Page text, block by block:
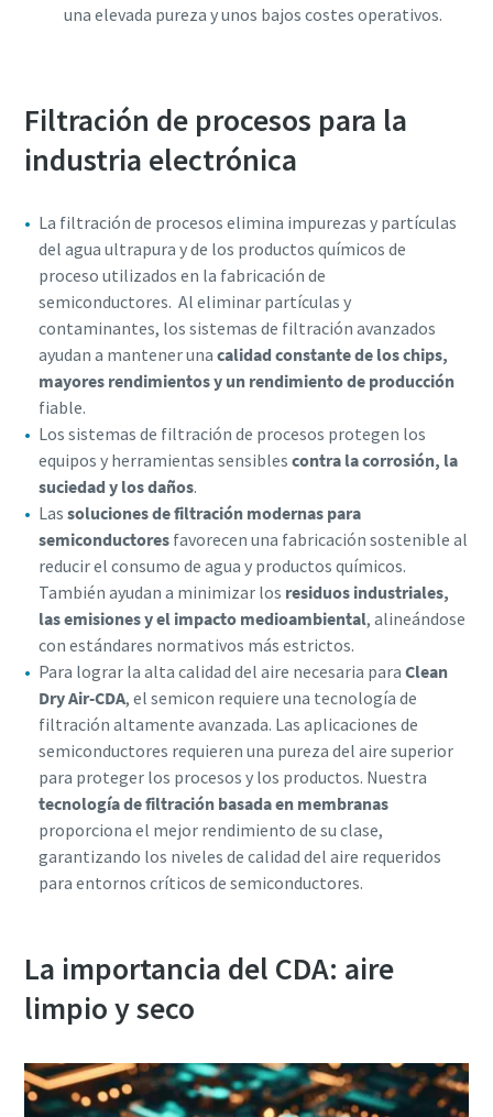
una elevada pureza y unos bajos costes operativos.
Filtración de procesos para la
industria electrónica
La filtración de procesos elimina impurezas y partículas
del agua ultrapura y de los productos químicos de
proceso utilizados en la fabricación de
semiconductores. Al eliminar partículas y
contaminantes, los sistemas de filtración avanzados
ayudan a mantener unacalidad constante de los chips,
mayores rendimientos y un rendimiento de producción
fiable.
Los sistemas de filtración de procesos protegen los
equipos y herramientas sensiblescontra la corrosión, la
suciedad y los daños.
Lassoluciones de filtración modernas para
semiconductores favorecen una fabricación sostenible al
reducir el consumo de agua y productos químicos.
También ayudan a minimizar los residuos industriales,
las emisiones y el impacto medioambiental, alineándose
con estándares normativos más estrictos.
Para lograr la alta calidad del aire necesaria paraClean
Dry Air-CDA, el semicon requiere una tecnología de
filtración altamente avanzada. Las aplicaciones de
semiconductores requieren una pureza del aire superior
para proteger los procesos y los productos. Nuestra
tecnología de filtración basada en membranas
proporciona el mejor rendimiento de su clase,
garantizando los niveles de calidad del aire requeridos
para entornos críticos de semiconductores.
La importancia del CDA: aire
limpio y seco